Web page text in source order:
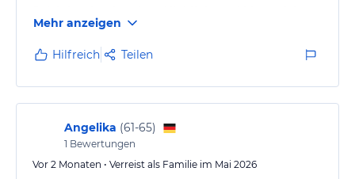
Möglichkeiten zum Spielen und Toben.
Auch die Küche hat überzeugt: Das Essen war sehr
lecker, abwechslungsreich und mit frischen Zutaten
zubereitet. Ein besonderes Lob gilt dem gesamten
Personal, das stets ausgesprochen freundlich,
aufmerksam und hilfsbereit war. Man…
Mehr anzeigen
Hilfreich Teilen
Angelika (61-65)
1 Bewertungen
Vor 2 Monaten • Verreist als Familie im Mai 2026